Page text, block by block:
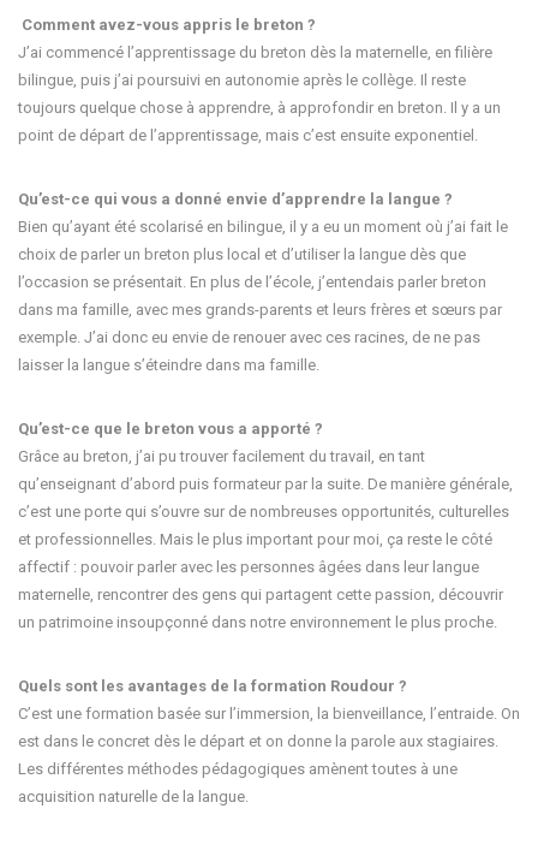
Comment avez-vous appris le breton ?
J’ai commencé l’apprentissage du breton dès la maternelle, en filière
bilingue, puis j’ai poursuivi en autonomie après le collège. Il reste
toujours quelque chose à apprendre, à approfondir en breton. Il y a un
point de départ de l’apprentissage, mais c’est ensuite exponentiel.
Qu’est-ce qui vous a donné envie d’apprendre la langue ?
Bien qu’ayant été scolarisé en bilingue, il y a eu un moment où j’ai fait le
choix de parler un breton plus local et d’utiliser la langue dès que
l’occasion se présentait. En plus de l’école, j’entendais parler breton
dans ma famille, avec mes grands-parents et leurs frères et sœurs par
exemple. J’ai donc eu envie de renouer avec ces racines, de ne pas
laisser la langue s’éteindre dans ma famille.
Qu’est-ce que le breton vous a apporté ?
Grâce au breton, j’ai pu trouver facilement du travail, en tant
qu’enseignant d’abord puis formateur par la suite. De manière générale,
c’est une porte qui s’ouvre sur de nombreuses opportunités, culturelles
et professionnelles. Mais le plus important pour moi, ça reste le côté
affectif : pouvoir parler avec les personnes âgées dans leur langue
maternelle, rencontrer des gens qui partagent cette passion, découvrir
un patrimoine insoupçonné dans notre environnement le plus proche.
Quels sont les avantages de la formation Roudour ?
C’est une formation basée sur l’immersion, la bienveillance, l’entraide. On
est dans le concret dès le départ et on donne la parole aux stagiaires.
Les différentes méthodes pédagogiques amènent toutes à une
acquisition naturelle de la langue.